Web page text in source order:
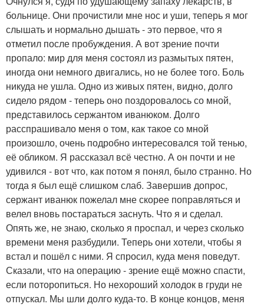
больнице. Они прочистили мне нос и уши, теперь я мог
слышать и нормально дышать - это первое, что я
отметил после пробуждения. А вот зрение почти
пропало: мир для меня состоял из размытых пятен,
иногда они немного двигались, но не более того. Боль
никуда не ушла. Одно из живых пятен, видно, долго
сидело рядом - теперь оно поздоровалось со мной,
представилось сержантом иванюком. Долго
расспрашивало меня о том, как такое со мной
произошло, очень подробно интересовался той тенью,
её обликом. Я рассказал всё честно. А он почти и не
удивился - вот что, как потом я понял, было странно. Но
тогда я был ещё слишком слаб. Завершив допрос,
сержант иванюк пожелал мне скорее поправляться и
велел вновь постараться заснуть. Что я и сделал.
Опять же, не знаю, сколько я проспал, и через сколько
времени меня разбудили. Теперь они хотели, чтобы я
встал и пошёл с ними. Я спросил, куда меня поведут.
Сказали, что на операцию - зрение ещё можно спасти,
если поторопиться. Но нехороший холодок в груди не
отпускал. Мы шли долго куда-то. В конце концов, меня